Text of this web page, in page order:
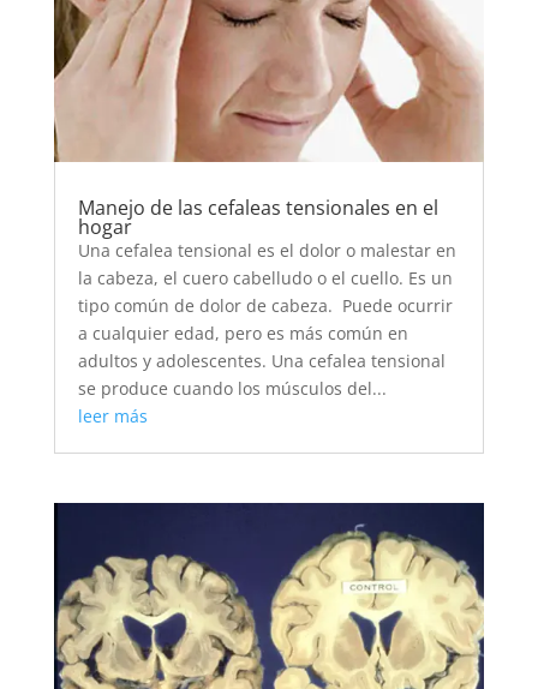
Manejo de las cefaleas tensionales en el
hogar
Una cefalea tensional es el dolor o malestar en
la cabeza, el cuero cabelludo o el cuello. Es un
tipo común de dolor de cabeza. Puede ocurrir
a cualquier edad, pero es más común en
adultos y adolescentes. Una cefalea tensional
se produce cuando los músculos del...
leer más